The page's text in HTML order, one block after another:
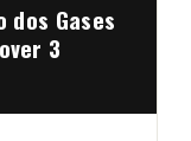
dos Gases
3